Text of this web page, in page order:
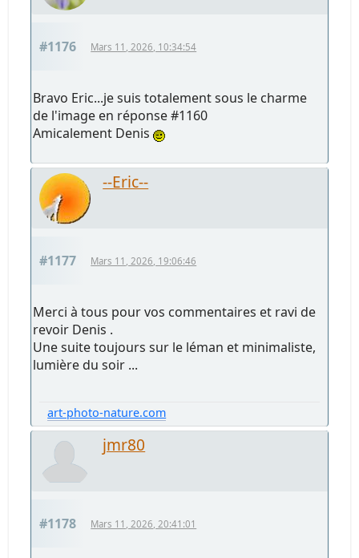
#1176 Mars 11, 2026, 10:34:54
Bravo Eric...je suis totalement sous le charme
de l'image en réponse #1160
Amicalement Denis
--Eric--
#1177 Mars 11, 2026, 19:06:46
Merci à tous pour vos commentaires et ravi de
revoir Denis .
Une suite toujours sur le léman et minimaliste,
lumière du soir ...
art-photo-nature.com
jmr80
#1178 Mars 11, 2026, 20:41:01